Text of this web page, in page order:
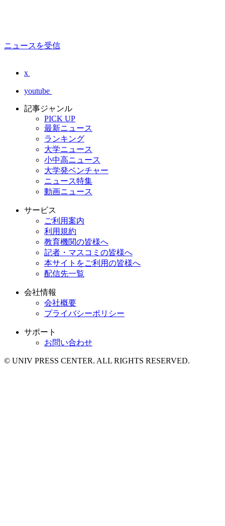
ニュースを受信
x
youtube
記事ジャンル
PICK UP
最新ニュース
ランキング
大学ニュース
小中高ニュース
大学発ベンチャー
ニュース特集
動画ニュース
サービス
ご利用案内
利用規約
教育機関の皆様へ
記者・マスコミの皆様へ
本サイトをご利用の皆様へ
配信先一覧
会社情報
会社概要
プライバシーポリシー
サポート
お問い合わせ
© UNIV PRESS CENTER. ALL RIGHTS RESERVED.